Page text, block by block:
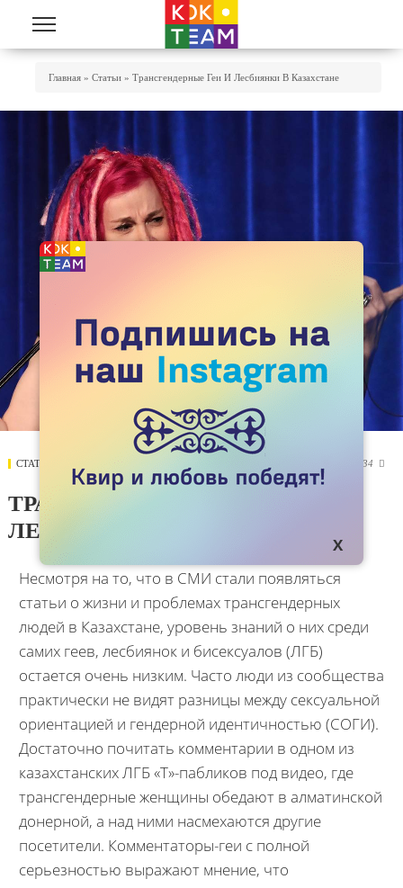
Перейти к основному содержанию
Главная » Статьи » Трансгендерные Геи И Лесбиянки В Казахстане
СТАТЬИ 8034 
ТРАНСГЕНДЕРНЫЕ ГЕИ И
ЛЕСБИЯНКИ В КАЗАХСТАНЕ
Несмотря на то, что в СМИ стали появляться
статьи о жизни и проблемах трансгендерных
людей в Казахстане, уровень знаний о них среди
самих геев, лесбиянок и бисексуалов (ЛГБ)
остается очень низким. Часто люди из сообщества
практически не видят разницы между сексуальной
ориентацией и гендерной идентичностью (СОГИ).
Достаточно почитать комментарии в одном из
казахстанских ЛГБ «Т»-пабликов под видео, где
трансгендерные женщины обедают в алматинской
донерной, а над ними насмехаются другие
посетители. Комментаторы-геи с полной
серьезностью выражают мнение, что